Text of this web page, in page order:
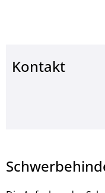
Kontakt